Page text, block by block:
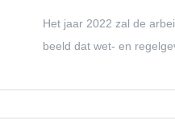
Het jaar 2022 zal de
beeld dat wet- en